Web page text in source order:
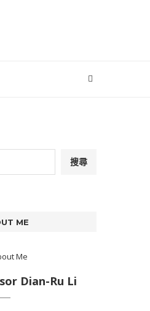
搜尋
ME
Dian-Ru Li